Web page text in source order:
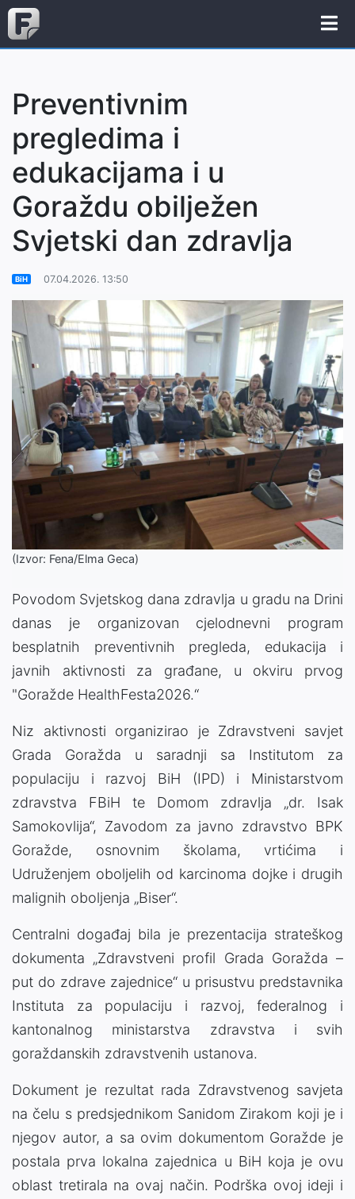
Preventivnim
pregledima i
edukacijama i u
Goraždu obilježen
Svjetski dan zdravlja
BiH 07.04.2026. 13:50
(Izvor: Fena/Elma Geca)
Povodom Svjetskog dana zdravlja u gradu na Drini
danas je organizovan cjelodnevni program
besplatnih preventivnih pregleda, edukacija i
javnih aktivnosti za građane, u okviru prvog
"Goražde HealthFesta2026.“
Niz aktivnosti organizirao je Zdravstveni savjet
Grada Goražda u saradnji sa Institutom za
populaciju i razvoj BiH (IPD) i Ministarstvom
zdravstva FBiH te Domom zdravlja „dr. Isak
Samokovlija“, Zavodom za javno zdravstvo BPK
Goražde, osnovnim školama, vrtićima i
Udruženjem oboljelih od karcinoma dojke i drugih
malignih oboljenja „Biser“.
Centralni događaj bila je prezentacija strateškog
dokumenta „Zdravstveni profil Grada Goražda –
put do zdrave zajednice“ u prisustvu predstavnika
Instituta za populaciju i razvoj, federalnog i
kantonalnog ministarstva zdravstva i svih
goraždanskih zdravstvenih ustanova.
Dokument je rezultat rada Zdravstvenog savjeta
na čelu s predsjednikom Sanidom Zirakom koji je i
njegov autor, a sa ovim dokumentom Goražde je
postala prva lokalna zajednica u BiH koja je ovu
oblast tretirala na ovaj način. Podrška ovoj ideji i